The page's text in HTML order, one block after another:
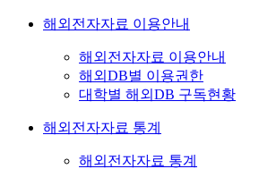
해외전자자료 이용안내
해외전자자료 이용안내
해외DB별 이용권한
대학별 해외DB 구독현황
해외전자자료 통계
해외전자자료 통계